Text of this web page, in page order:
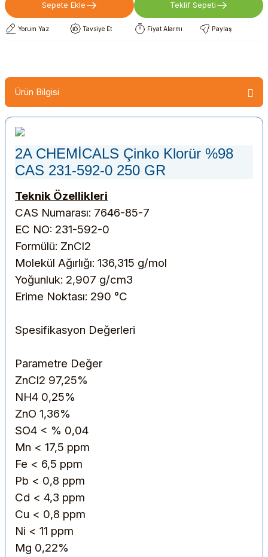
Sepete Ekle Teklif Sepeti
Yorum Yaz Tavsiye Et Fiyat Alarmı Paylaş
Ürün Bilgisi
2A CHEMİCALS Çinko Klorür %98
CAS 231-592-0 250 GR
Teknik Özellikleri
CAS Numarası: 7646-85-7
EC NO: 231-592-0
Formülü: ZnCl2
Molekül Ağırlığı: 136,315 g/mol
Yoğunluk: 2,907 g/cm3
Erime Noktası: 290 °C
Spesifikasyon Değerleri
Parametre Değer
ZnCl2 97,25%
NH4 0,25%
ZnO 1,36%
SO4 < % 0,04
Mn < 17,5 ppm
Fe < 6,5 ppm
Pb < 0,8 ppm
Cd < 4,3 ppm
Cu < 0,8 ppm
Ni < 11 ppm
Mg 0,22%